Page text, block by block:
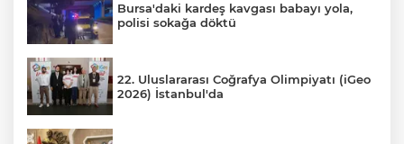
Bursa'daki kardeş kavgası babayı yola,
polisi sokağa döktü
22. Uluslararası Coğrafya Olimpiyatı (iGeo
2026) İstanbul'da